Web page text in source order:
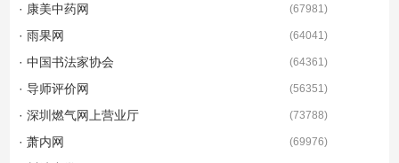
· 康美中药网 (67981)
· 雨果网 (64041)
· 中国书法家协会 (64361)
· 导师评价网 (56351)
· 深圳燃气网上营业厅 (73788)
· 萧内网 (69976)